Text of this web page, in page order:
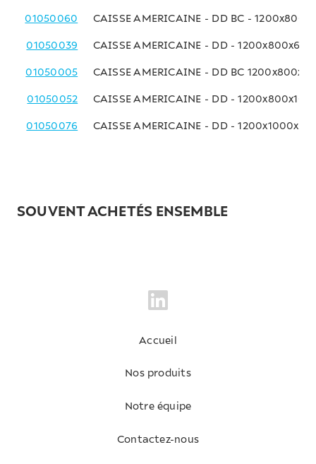
01050060 CAISSE AMERICAINE - DD BC -
01050039 CAISSE AMERICAINE - DD -
01050005 CAISSE AMERICAINE - DD BC
01050052 CAISSE AMERICAINE - DD -
01050076 CAISSE AMERICAINE - DD -
SOUVENT ACHETÉS ENSEMBLE
Accueil
Nos produits
Notre équipe
Contactez-nous